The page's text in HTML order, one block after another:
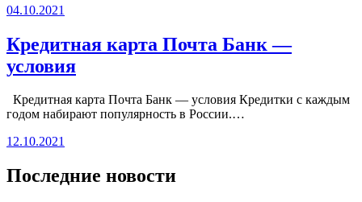
04.10.2021
Кредитная карта Почта Банк —
условия
Кредитная карта Почта Банк — условия Кредитки с каждым
годом набирают популярность в России.…
12.10.2021
Последние новости